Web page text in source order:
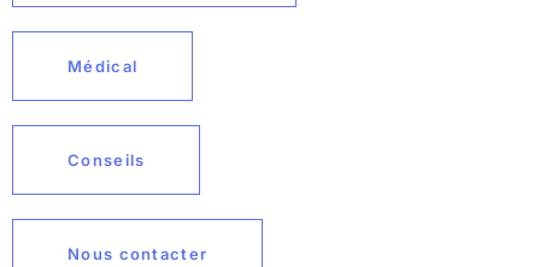
Médical
Conseils
Nous contacter